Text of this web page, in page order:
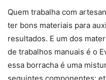
Quem trabalha com
ter bons materiais para
resultados. E um dos
de trabalhos manuais é o
essa borracha é uma